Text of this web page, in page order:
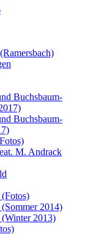
Buchsbaum-
Buchsbaum-
M. Andrack
2014)
2013)